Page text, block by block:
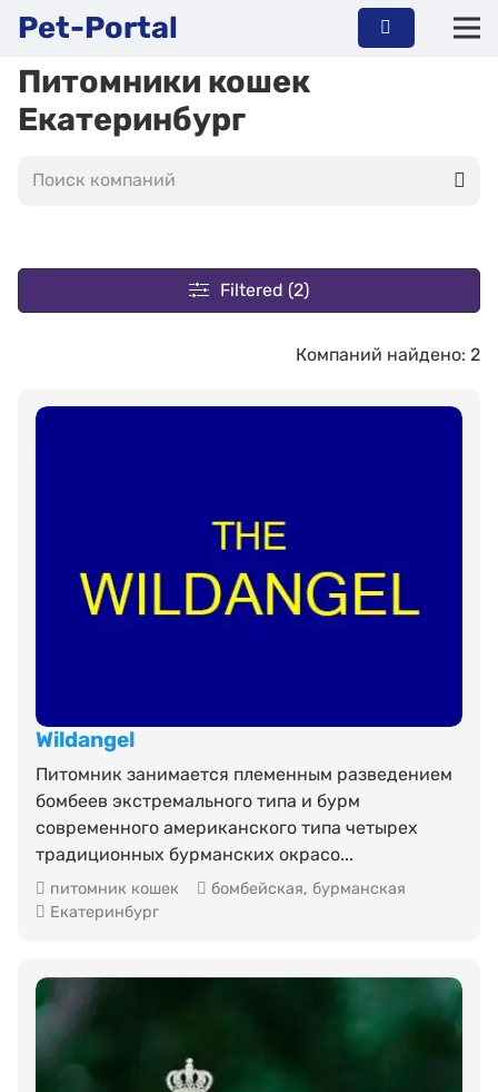
Pet-Portal
Питомники кошек
Екатеринбург
Filtered (2)
Компаний найдено: 2
Wildangel
Питомник занимается племенным разведением
бомбеев экстремального типа и бурм
современного американского типа четырех
традиционных бурманских окрасо...
питомник кошек бомбейская, бурманская
Екатеринбург